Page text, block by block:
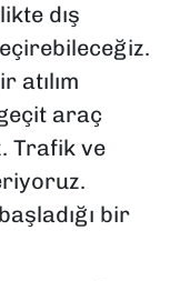
dış
atılım
araç
Trafik ve
bir